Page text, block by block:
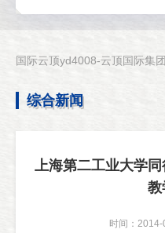
国际云顶yd4008-云顶国际集
综合新闻
上海第二工业大学
教
时间：2014-